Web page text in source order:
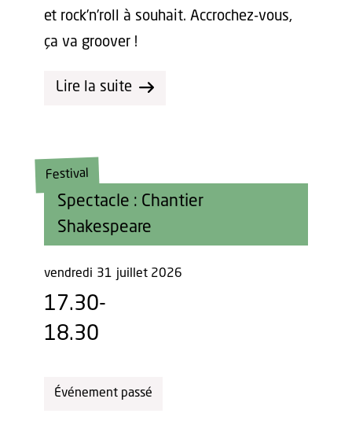
et rock’n’roll à souhait. Accrochez-vous,
ça va groover !
Lire la suite
Spectacle : Chantier
Shakespeare
Festival
vendredi 31 juillet 2026
17.30-
18.30
Événement passé